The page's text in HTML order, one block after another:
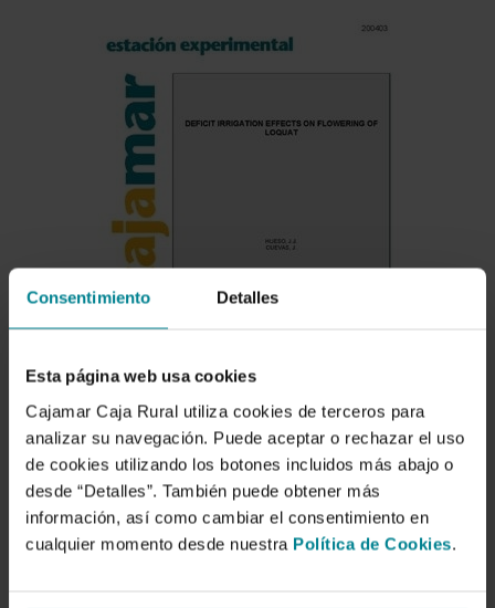
Consentimiento Detalles
Esta página web usa cookies
Cajamar Caja Rural utiliza cookies de terceros para
analizar su navegación. Puede aceptar o rechazar el uso
de cookies utilizando los botones incluidos más abajo o
desde “Detalles”. También puede obtener más
información, así como cambiar el consentimiento en
cualquier momento desde nuestra Política de Cookies.
Descargar